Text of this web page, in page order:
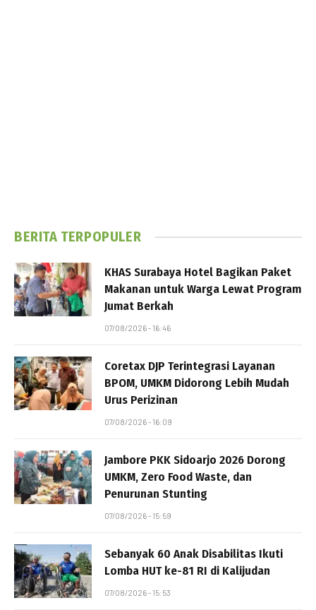
BERITA TERPOPULER
KHAS Surabaya Hotel Bagikan Paket
Makanan untuk Warga Lewat Program
Jumat Berkah
07/08/2026 - 16:46
Coretax DJP Terintegrasi Layanan
BPOM, UMKM Didorong Lebih Mudah
Urus Perizinan
07/08/2026 - 16:09
Jambore PKK Sidoarjo 2026 Dorong
UMKM, Zero Food Waste, dan
Penurunan Stunting
07/08/2026 - 15:59
Sebanyak 60 Anak Disabilitas Ikuti
Lomba HUT ke-81 RI di Kalijudan
07/08/2026 - 15:53